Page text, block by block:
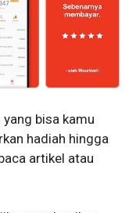
bisa kamu
hadiah hingga
artikel atau